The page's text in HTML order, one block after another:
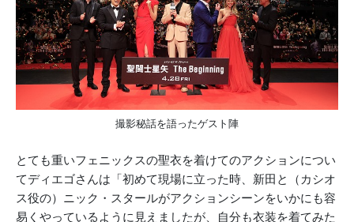
撮影秘話を語ったゲスト陣
とても重いフェニックスの聖衣を着けてのアクションについ
てディエゴさんは「初めて現場に立った時、新田と（カシオ
ス役の）ニック・スタールがアクションシーンをいかにも容
易くやっているように見えましたが、自分も衣装を着てみた